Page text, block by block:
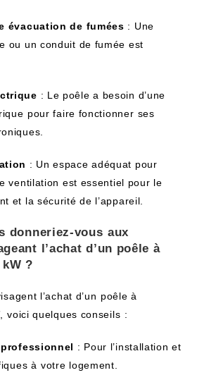
évacuation de fumées : Une⁤
ou‌ un conduit de fumée est
: Le poêle a ‍besoin d’une
pour faire fonctionner ⁤ses
‍: Un espace adéquat pour
​ventilation est essentiel pour le
et la‍ sécurité de l’appareil.
donneriez-vous⁣ aux
l’achat d’un poêle à
?
l’achat d’un ⁣poêle à
⁢voici quelques​ conseils ⁤:
‌: Pour l’installation et‍
à⁣ votre logement.